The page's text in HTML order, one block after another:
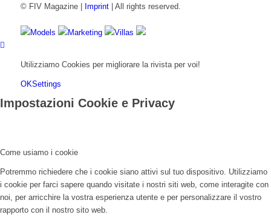
© FIV Magazine | Imprint| All rights reserved.
Models Marketing Villas
Utilizziamo Cookies per migliorare la rivista per voi!
OKSettings
Impostazioni Cookie e Privacy
Come usiamo i cookie
Potremmo richiedere che i cookie siano attivi sul tuo dispositivo. Utilizziamo
i cookie per farci sapere quando visitate i nostri siti web, come interagite con
noi, per arricchire la vostra esperienza utente e per personalizzare il vostro
rapporto con il nostro sito web.